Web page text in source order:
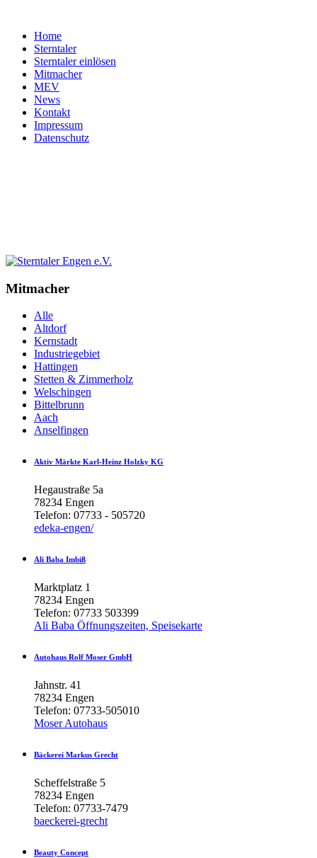
Home
Sterntaler
Sterntaler einlösen
Mitmacher
MEV
News
Kontakt
Impressum
Datenschutz
Mitmacher
Alle
Altdorf
Kernstadt
Industriegebiet
Hattingen
Stetten & Zimmerholz
Welschingen
Bittelbrunn
Aach
Anselfingen
Aktiv Märkte Karl-Heinz Holzky KG
Hegaustraße 5a
78234 Engen
Telefon: 07733 - 505720
edeka-engen/
Ali Baba Imbiß
Marktplatz 1
78234 Engen
Telefon: 07733 503399
Ali Baba Öffnungszeiten, Speisekarte
Autohaus Rolf Moser GmbH
Jahnstr. 41
78234 Engen
Telefon: 07733-505010
Moser Autohaus
Bäckerei Markus Grecht
Scheffelstraße 5
78234 Engen
Telefon: 07733-7479
baeckerei-grecht
Beauty Concept